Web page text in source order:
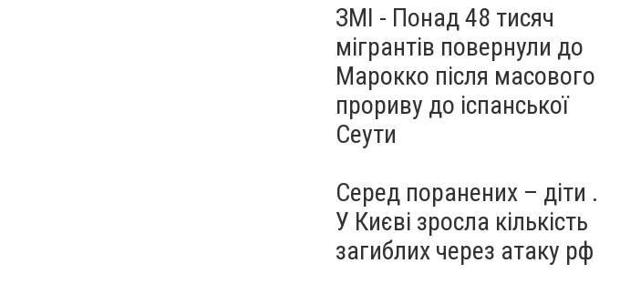
ЗМІ - Понад 48 тисяч
мігрантів повернули до
Марокко після масового
прориву до іспанської
Сеути
Серед поранених – діти .
У Києві зросла кількість
загиблих через атаку рф